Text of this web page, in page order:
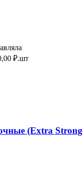
₽.шт
(Extra